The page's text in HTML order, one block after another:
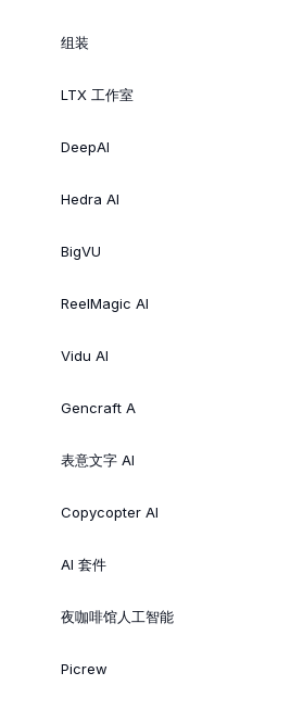
组装
LTX 工作室
DeepAI
Hedra AI
BigVU
ReelMagic AI
Vidu AI
Gencraft A
表意文字 AI
Copycopter AI
AI 套件
夜咖啡馆人工智能
Picrew